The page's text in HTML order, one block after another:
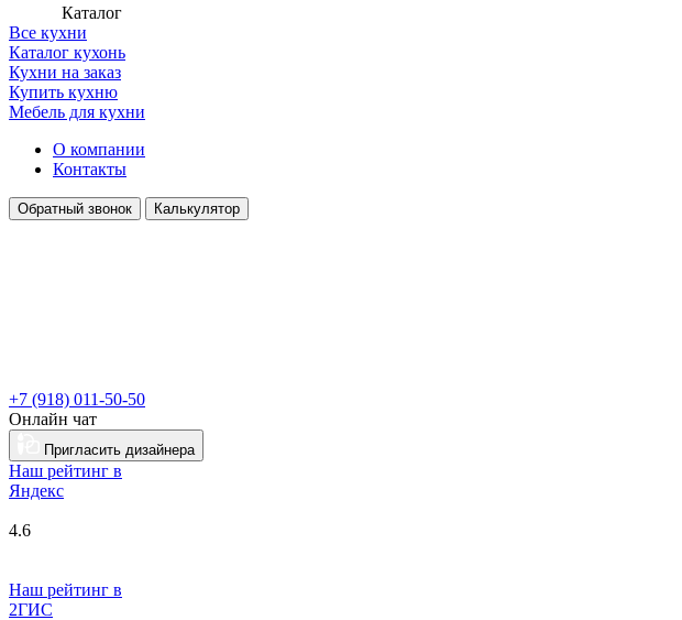
Каталог
Все кухни
Каталог кухонь
Кухни на заказ
Купить кухню
Мебель для кухни
О компании
Контакты
Обратный звонок Калькулятор
+7 (918) 011-50-50
Онлайн чат
Пригласить дизайнера
Наш рейтинг в
Яндекс
4.6
Наш рейтинг в
2ГИС